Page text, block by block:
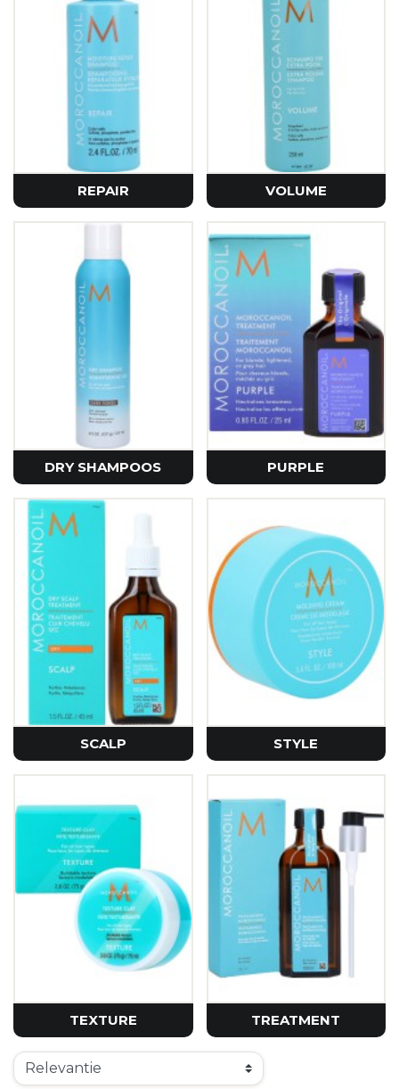
REPAIR VOLUME
DRY SHAMPOOS PURPLE
SCALP STYLE
TEXTURE TREATMENT